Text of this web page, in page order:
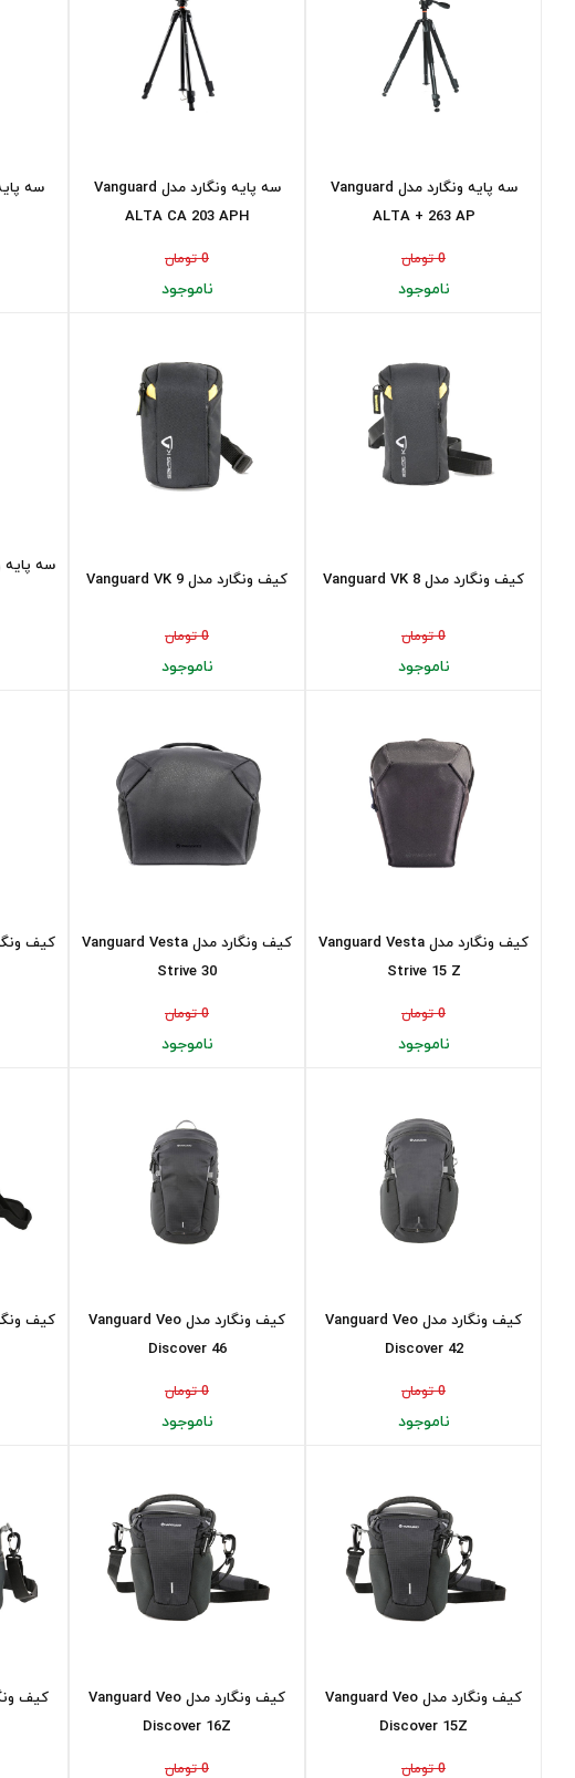
سه پایه ونگارد مدل Vanguard
ALTA CA 203 APH
0 تومان
ناموجود
سه پایه ونگارد مدل Vanguard
ALTA + 263 AP
0 تومان
ناموجود
کیف ونگارد مدل Vanguard VK 9
0 تومان
ناموجود
کیف ونگارد مدل Vanguard VK 8
0 تومان
ناموجود
کیف ونگارد مدل Vanguard Vesta
Strive 30
0 تومان
ناموجود
کیف ونگارد مدل Vanguard Vesta
Strive 15 Z
0 تومان
ناموجود
کیف ونگارد مدل Vanguard Veo
Discover 46
0 تومان
ناموجود
کیف ونگارد مدل Vanguard Veo
Discover 42
0 تومان
ناموجود
کیف ونگارد مدل Vanguard Veo
Discover 16Z
0 تومان
کیف ونگارد مدل Vanguard Veo
Discover 15Z
0 تومان